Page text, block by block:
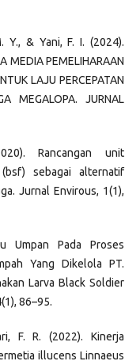
Y., & Yani, F. I. (2024).
MEDIA PEMELIHARAAN
LAJU PERCEPATAN
MEGALOPA. JURNAL
Rancangan unit
sebagai alternatif
Jurnal Envirous, 1(1),
Umpan Pada Proses
Yang Dikelola PT.
Larva Black Soldier
86–95.
F. R. (2022). Kinerja
illucens Linnaeus